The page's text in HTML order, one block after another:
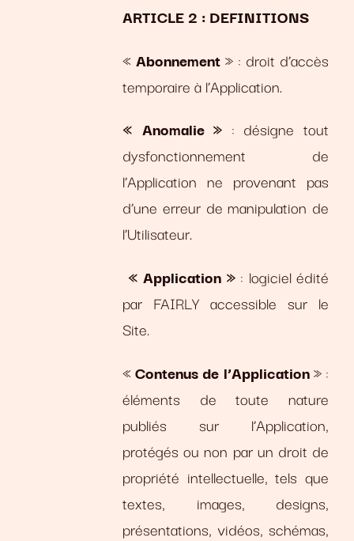
ARTICLE 2 : DEFINITIONS
« Abonnement » : droit d’accès
temporaire à l’Application.
« Anomalie » : désigne tout
dysfonctionnement de
l’Application ne provenant pas
d’une erreur de manipulation de
l’Utilisateur.
« Application »: logiciel édité
par FAIRLY accessible sur le
Site.
«Contenus de l’Application» :
éléments de toute nature
publiés sur l’Application,
protégés ou non par un droit de
propriété intellectuelle, tels que
textes, images, designs,
présentations, vidéos, schémas,